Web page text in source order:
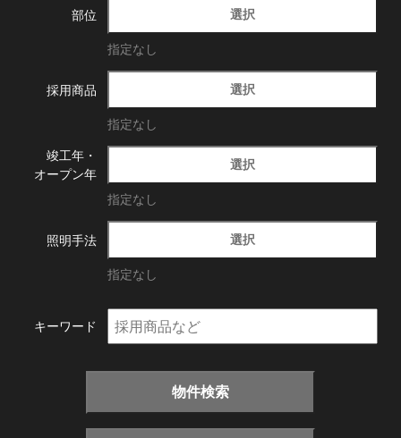
部位 選択
指定なし
採用商品 選択
指定なし
竣工年・
オープン年
選択
指定なし
照明手法 選択
指定なし
キーワード
物件検索